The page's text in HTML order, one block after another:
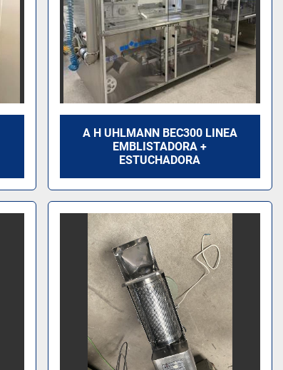
A H UHLMANN BEC300 LINEA
EMBLISTADORA +
ESTUCHADORA